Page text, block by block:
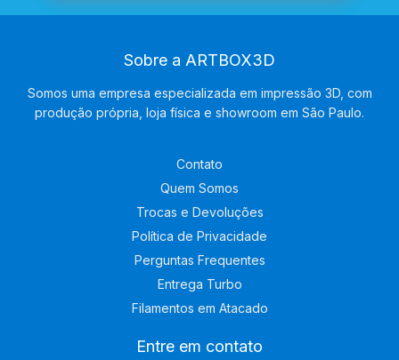
Sobre a ARTBOX3D
Somos uma empresa especializada em impressão 3D, com
produção própria, loja física e showroom em São Paulo.
Contato
Quem Somos
Trocas e Devoluções
Política de Privacidade
Perguntas Frequentes
Entrega Turbo
Filamentos em Atacado
Entre em contato